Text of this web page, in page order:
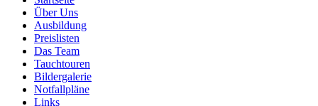
Über Uns
Ausbildung
Preislisten
Das Team
Tauchtouren
Bildergalerie
Notfallpläne
Links